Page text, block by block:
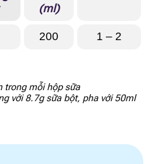
13.6 mg
22 mg
(ml)
200 1 – 2
trong mỗi hộp sữa
với 8.7g sữa bột, pha với 50ml